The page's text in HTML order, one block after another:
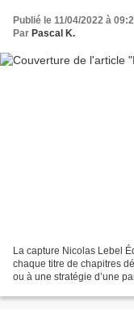
Publié le 11/04/2022 à
Par Pascal K.
La capture Nicolas Lebel
chaque titre de chapitres
ou à une stratégie d’une